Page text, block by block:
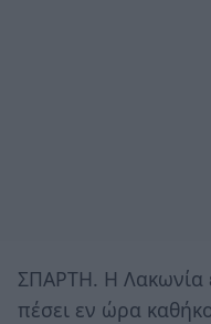
ΣΠΑΡΤΗ. H Λακωνία
πέσει εν ώρα